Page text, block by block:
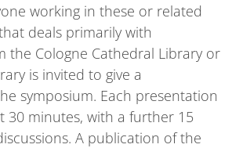
working in these or related
deals primarily with
the Cologne Cathedral Library or
is invited to give a
symposium. Each presentation
30 minutes, with a further 15
A publication of the